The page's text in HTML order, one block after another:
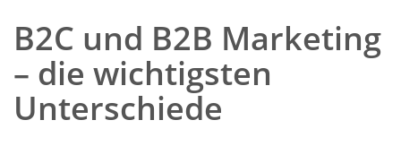
B2C und B2B Marketing
– die wichtigsten
Unterschiede